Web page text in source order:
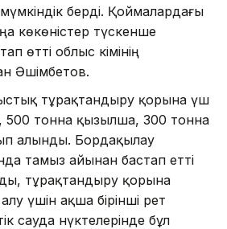
берді. Қоймалардағы
көкөністер түскенше
өтті облыс әкімінің
Әшімбетов.
тұрақтандыру қорына үш
500 тонна қызылша, 300 тонна
алынды. Бордақылау
тамыз айынан бастап етті
тұрақтандыру қорына
үшін ақша бірінші рет
сауда нүктелерінде бұл